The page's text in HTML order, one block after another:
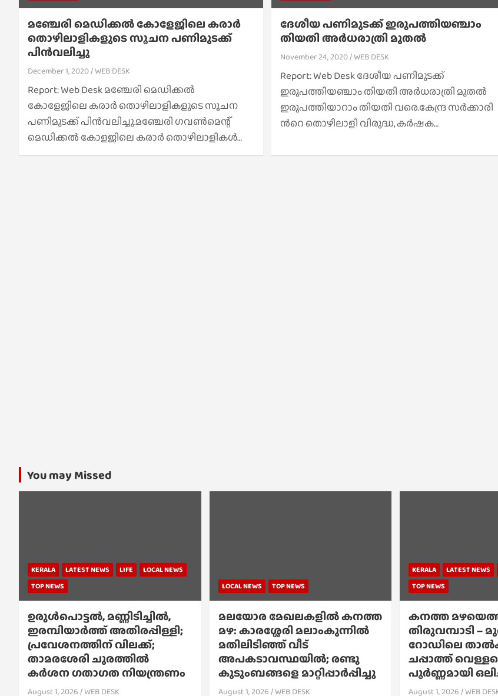
മഞ്ചേരി മെഡിക്കല്‍ കോളേജിലെ കരാര്‍
തൊഴിലാളികളുടെ സൂചന പണിമുടക്ക്
പിന്‍വലിച്ചു
December 1, 2020 WEB DESK
Report: Web Desk മഞ്ചേരി മെഡിക്കല്‍
കോളേജിലെ കരാര്‍ തൊഴിലാളികളുടെ സൂചന
പണിമുടക്ക് പിന്‍വലിച്ചു.മഞ്ചേരി ഗവണ്‍മെന്റ്
മെഡിക്കല്‍ കോളജിലെ കരാര്‍ തൊഴിലാളികള്‍…
ദേശീയ പ​ണി​മു​ട​ക്ക് ഇരുപത്തിയഞ്ചാം
തിയതി അർധരാത്രി മുതൽ
November 24, 2020 WEB DESK
Report: Web Desk ദേശീയ പ​ണി​മു​ട​ക്ക്
ഇരുപത്തിയഞ്ചാം തിയതി അർധരാത്രി മുതൽ
ഇരുപത്തിയാറാം തിയതി വരെ.കേ​ന്ദ്ര സ​ര്‍​ക്കാ​രി​
ന്‍റെ തൊ​ഴി​ലാ​ളി വി​രു​ദ്ധ, ക​ര്‍​ഷ​ക…
You may Missed
KERALA LATEST NEWS LIFE
LOCAL NEWS
TOP NEWS
ഉരുൾപൊട്ടൽ, മണ്ണിടിച്ചിൽ,
ഇരമ്പിയാര്‍ത്ത് അതിരപ്പിള്ളി;
പ്രവേശനത്തിന് വിലക്ക്;
താമരശേരി ചുരത്തില്‍
കര്‍ശന ഗതാഗത നിയന്ത്രണം
August 1, 2026 WEB DESK
LOCAL NEWS TOP NEWS
മലയോര മേഖലകളിൽ കനത്ത
മഴ: കാരശ്ശേരി മലാംകുന്നിൽ
മതിലിടിഞ്ഞ് വീട്
അപകടാവസ്ഥയിൽ; രണ്ടു
കുടുംബങ്ങളെ മാറ്റിപ്പാർപ്പിച്ചു
August 1, 2026 WEB DESK
KERALA LATEST NEWS
TOP NEWS
കനത്ത
തിരുവമ്പാടി –
റോഡിലെ
ചപ്പാത്ത്
പൂർണ്ണമായി
August 1, 2026 WEB